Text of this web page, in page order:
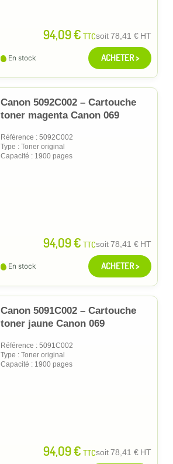
94,09 € TTCsoit78,41 € HT
En stock ACHETER >
Canon 5092C002 – Cartouche
toner magenta Canon 069
Référence : 5092C002
Type : Toner original
Capacité : 1900 pages
94,09 € TTCsoit78,41 € HT
En stock ACHETER >
Canon 5091C002 – Cartouche
toner jaune Canon 069
Référence : 5091C002
Type : Toner original
Capacité : 1900 pages
94,09 € TTCsoit78,41 € HT